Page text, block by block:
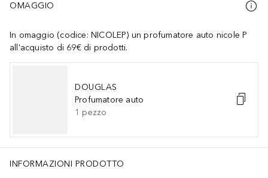
OMAGGIO
In omaggio (codice: NICOLEP) un profumatore auto nicole P
all'acquisto di 69€ di prodotti.
DOUGLAS
Profumatore auto
1 pezzo
INFORMAZIONI PRODOTTO